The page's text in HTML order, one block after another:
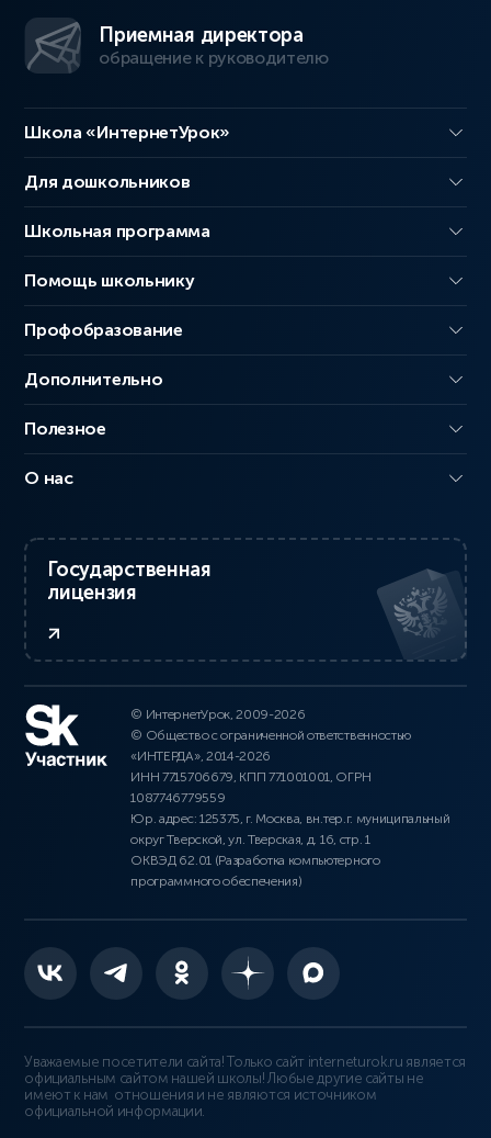
Приемная директора
обращение к руководителю
Школа «ИнтернетУрок»
Для дошкольников
Школьная программа
Помощь школьнику
Профобразование
Дополнительно
Полезное
О нас
Государственная
лицензия
© ИнтернетУрок, 2009-2026
© Общество с ограниченной ответственностью
«ИНТЕРДА», 2014-2026
ИНН 7715706679, КПП 771001001, ОГРН
1087746779559
Юр. адрес: 125375, г. Москва, вн.тер.г. муниципальный
округ Тверской, ул. Тверская, д. 16, стр. 1
ОКВЭД 62.01 (Разработка компьютерного
программного обеспечения)
Уважаемые посетители сайта! Только сайт interneturok.ru является
официальным сайтом нашей школы! Любые другие сайты не
имеют к нам отношения и не являются источником
официальной информации.